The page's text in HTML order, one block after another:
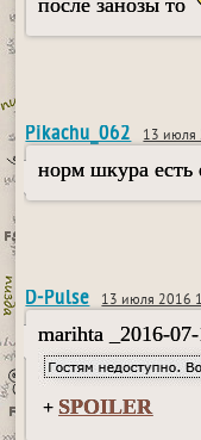
после занозы то
Pikachu_062 13 июля
норм шкура есть
D-Pulse 13 июля 2016
marihta _2016-
+ SPOILER